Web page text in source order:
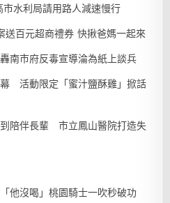
水利局請用路人減速慢行
送百元超商禮券 快揪爸媽一起來
南市府反毒宣導淪為紙上談兵
活動限定「蜜汁鹽酥雞」掀話
陪伴長輩 市立鳳山醫院打造失
他沒喝」桃園騎士一吹秒破功